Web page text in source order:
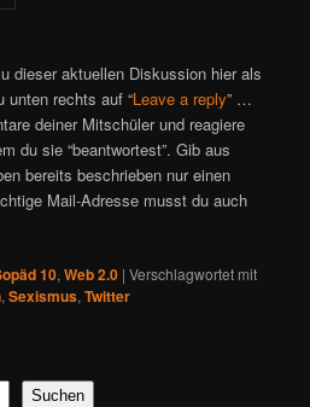
dieser aktuellen Diskussion hier als
unten rechts auf “Leave a reply” …
deiner Mitschüler und reagiere
du sie “beantwortest”. Gib aus
bereits beschrieben nur einen
Mail-Adresse musst du auch
10,Web 2.0 |Verschlagwortet mit
,Sexismus,Twitter
Suchen